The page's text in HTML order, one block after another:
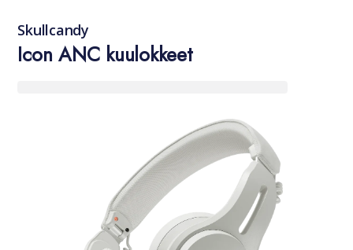
Icon ANC kuulokkeet
Skullcandy